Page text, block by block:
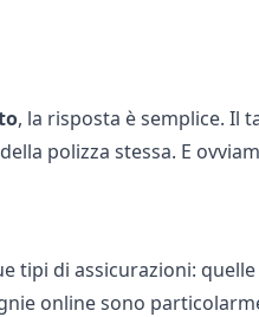
, la risposta è semplice. Il
polizza stessa. E
tipi di assicurazioni: quelle
online sono